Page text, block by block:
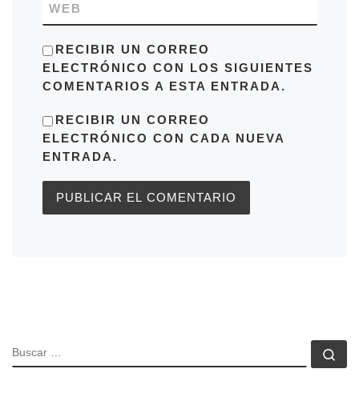
WEB
RECIBIR UN CORREO
ELECTRÓNICO CON LOS SIGUIENTES
COMENTARIOS A ESTA ENTRADA.
RECIBIR UN CORREO
ELECTRÓNICO CON CADA NUEVA
ENTRADA.
BUSCAR